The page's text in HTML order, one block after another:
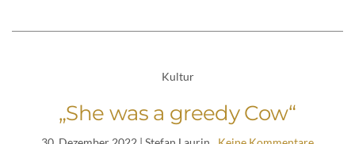
Kultur
„She was a greedy Cow“